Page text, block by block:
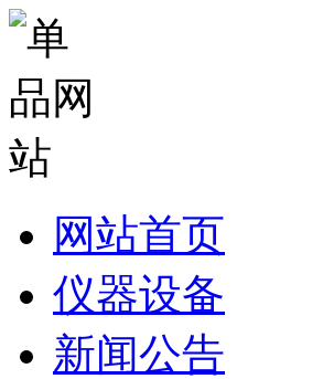
网站首页
仪器设备
新闻公告